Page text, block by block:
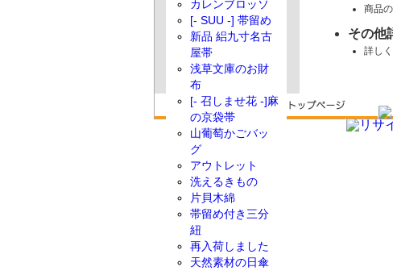
商品
その他
詳し
カレンブロッソ
[- SUU -] 帯留め
新品 絽九寸名古
屋帯
浅草文庫のお財
布
[- 召しませ花 -]麻
の京袋帯
山葡萄かごバッ
グ
アウトレット
洗えるきもの
片貝木綿
帯留め付き三分
紐
再入荷しました
天然素材の日傘